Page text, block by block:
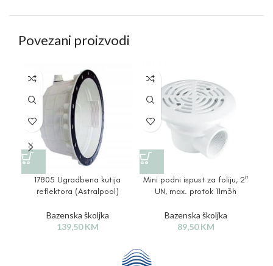
Povezani proizvodi
17805 Ugradbena kutija
reflektora (Astralpool)
Bazenska školjka
139,50KM
Mini podni ispust za foliju, 2″
UN, max. protok 11m3h
Bazenska školjka
89,50KM